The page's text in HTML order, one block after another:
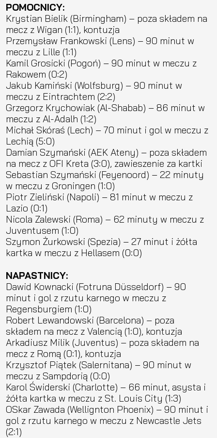
POMOCNICY:
Krystian Bielik (Birmingham) – poza składem na
mecz z Wigan (1:1), kontuzja
Przemysław Frankowski (Lens) – 90 minut w
meczu z Lille (1:1)
Kamil Grosicki (Pogoń) – 90 minut w meczu z
Rakowem (0:2)
Jakub Kamiński (Wolfsburg) – 90 minut w
meczu z Eintrachtem (2:2)
Grzegorz Krychowiak (Al-Shabab) – 86 minut w
meczu z Al-Adalh (1:2)
Michał Skóraś (Lech) – 70 minut i gol w meczu z
Lechią (5:0)
Damian Szymański (AEK Ateny) – poza składem
na mecz z OFI Kreta (3:0), zawieszenie za kartki
Sebastian Szymański (Feyenoord) – 22 minuty
w meczu z Groningen (1:0)
Piotr Zieliński (Napoli) – 81 minut w meczu z
Lazio (0:1)
Nicola Zalewski (Roma) – 62 minuty w meczu z
Juventusem (1:0)
Szymon Żurkowski (Spezia) – 27 minut i żółta
kartka w meczu z Hellasem (0:0)
NAPASTNICY:
Dawid Kownacki (Fotruna Düsseldorf) – 90
minut i gol z rzutu karnego w meczu z
Regensburgiem (1:0)
Robert Lewandowski (Barcelona) – poza
składem na mecz z Valencią (1:0), kontuzja
Arkadiusz Milik (Juventus) – poza składem na
mecz z Romą (0:1), kontuzja
Krzysztof Piątek (Salernitana) – 90 minut w
meczu z Sampdorią (0:0)
Karol Świderski (Charlotte) – 66 minut, asysta i
żółta kartka w meczu z St. Louis City (1:3)
OSkar Zawada (Wellignton Phoenix) – 90 minut i
gol z rzutu karnego w meczu z Newcastle Jets
(2:1)